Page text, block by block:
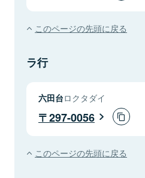
このページの先頭に戻る
ラ行
六田台ロクタダイ
297-0056
このページの先頭に戻る